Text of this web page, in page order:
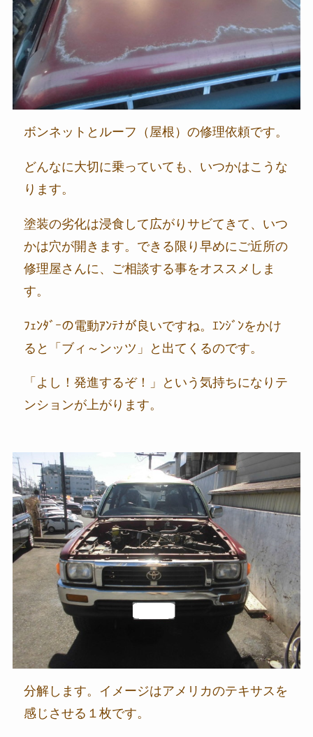
ボンネットとルーフ（屋根）の修理依頼です。
どんなに大切に乗っていても、いつかはこうな
ります。
塗装の劣化は浸食して広がりサビてきて、いつ
かは穴が開きます。できる限り早めにご近所の
修理屋さんに、ご相談する事をオススメしま
す。
ﾌｪﾝﾀﾞｰの電動ｱﾝﾃﾅが良いですね。ｴﾝｼﾞﾝをかけ
ると「ブィ～ンッツ」と出てくるのです。
「よし！発進するぞ！」という気持ちになりテ
ンションが上がります。
分解します。イメージはアメリカのテキサスを
感じさせる１枚です。